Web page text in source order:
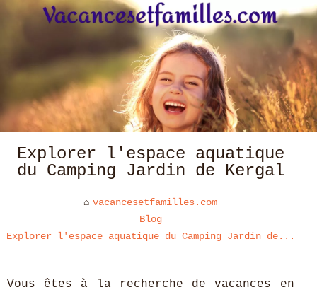
Explorer l'espace aquatique
du Camping Jardin de Kergal
vacancesetfamilles.com
Blog
Explorer l'espace aquatique du Camping Jardin de...
Vous êtes à la recherche de vacances en